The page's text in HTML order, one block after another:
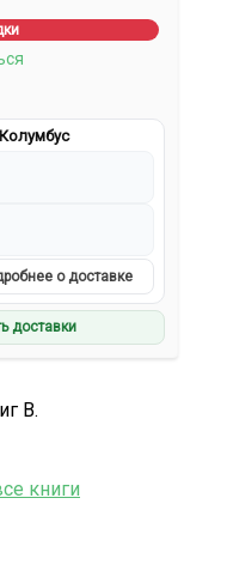
о доставке
доставки
В.
книги